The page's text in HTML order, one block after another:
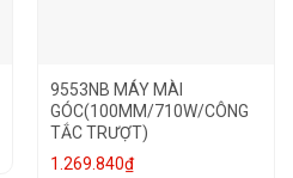
9553NB MÁY MÀI
GÓC(100MM/710W/CÔNG
TẮC TRƯỢT)
1.269.840₫